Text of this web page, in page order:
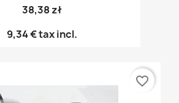
38,38 zł
9,34 €tax incl.
favorite_border